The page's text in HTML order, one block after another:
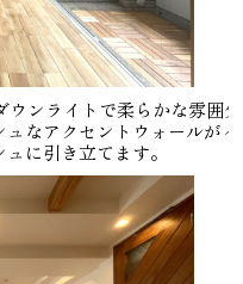
ンライトで柔らかな雰囲気
なアクセントウォールがイ
に引き立てます。